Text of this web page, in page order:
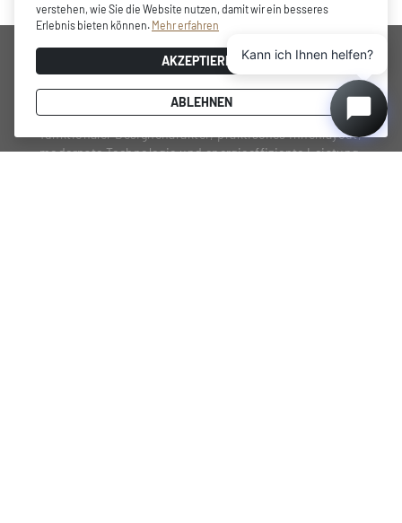
UNTERNEHMEN
Preisgekrönte Marke, professionelle Lagerungs- und
Weinkühlungslösungen für zu Hause, minimalistischer und
funktionaler Designcharakter, praktisches Innenlayout,
modernste Technologie und energieeffiziente Leistung.
verstehen, wie Sie die Website nutzen, damit wir ein besseres
Erlebnis bieten können. Mehr erfahren
AKZEPTIEREN
ABLEHNEN
Kann ich Ihnen helfen?